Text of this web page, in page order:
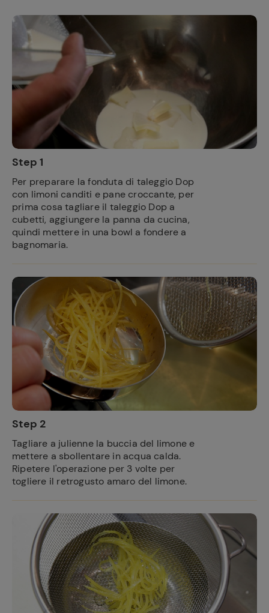
Step 1
Per preparare la fonduta di taleggio Dop
con limoni canditi e pane croccante, per
prima cosa tagliare il taleggio Dop a
cubetti, aggiungere la panna da cucina,
quindi mettere in una bowl a fondere a
bagnomaria.
Step 2
Tagliare a julienne la buccia del limone e
mettere a sbollentare in acqua calda.
Ripetere l'operazione per 3 volte per
togliere il retrogusto amaro del limone.